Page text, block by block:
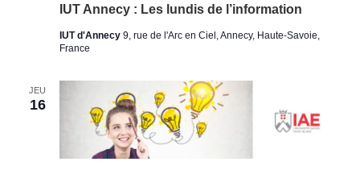
IUT Annecy : Les lundis de l’information
IUT d'Annecy 9, rue de l'Arc en Ciel, Annecy, Haute-Savoie,
France
JEU
16